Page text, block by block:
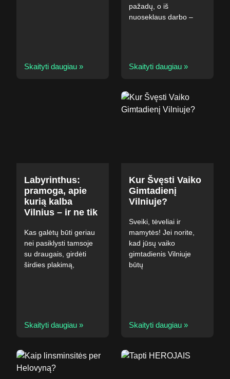
Skaityti daugiau »
pažadų, o iš
nuoseklaus darbo –
Skaityti daugiau »
Labyrinthus:
pramoga, apie
kurią kalba
Vilnius – ir ne tik
Kas galėtų būti geriau
nei pasiklysti tamsoje
su draugais, girdėti
širdies plakimą,
Skaityti daugiau »
Kur Švęsti Vaiko
Gimtadienį
Vilniuje?
Sveiki, tėveliai ir
mamytės! Jei norite,
kad jūsų vaiko
gimtadienis Vilniuje
būtų
Skaityti daugiau »